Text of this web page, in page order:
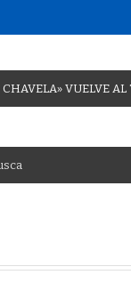
CHAVELA» VUELVE AL